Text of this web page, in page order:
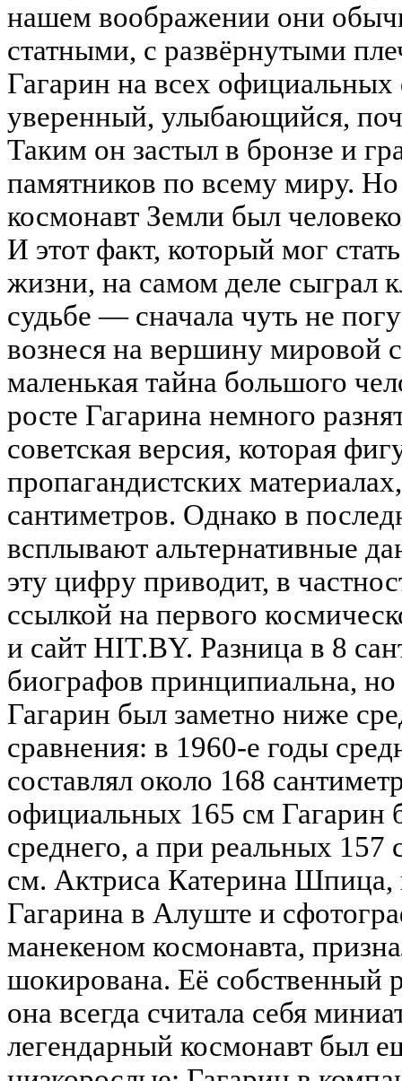
нашем воображении они
статными, с развёрнутыми
Гагарин на всех
уверенный, улыбающийся,
Таким он застыл в бронзе и
памятников по всему миру.
космонавт Земли был
И этот факт, который мог
жизни, на самом деле сыграл
судьбе — сначала чуть не
вознеся на вершину мировой
маленькая тайна большого
росте Гагарина немного
советская версия, которая
пропагандистских
сантиметров. Однако в
всплывают альтернативные
эту цифру приводит, в
ссылкой на первого
и сайт HIT.BY. Разница в 8
биографов принципиальна,
Гагарин был заметно ниже
сравнения: в 1960-е годы
составлял около 168
официальных 165 см Гагарин
среднего, а при реальных
см. Актриса Катерина Шпица,
Гагарина в Алуште и
манекеном космонавта,
шокирована. Её собственный
она всегда считала себя
легендарный космонавт был